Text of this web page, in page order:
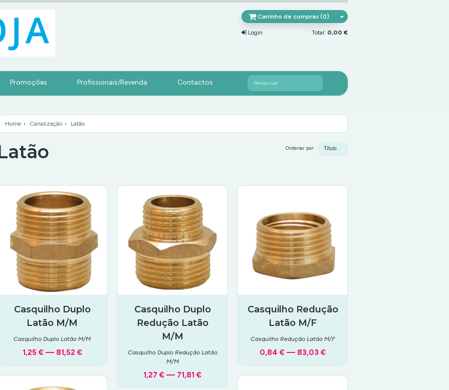
Carrinho de compras (0)
Login Total: 0,00 €
Promoções Profissionais/Revenda Contactos Pesquisar
Home › Canalização › Latão
Ordenar por Título
Casquilho Duplo
Latão M/M
Casquilho Duplo Latão M/M
1,25 € — 81,52 €
Casquilho Duplo
Redução Latão
M/M
Casquilho Duplo Redução Latão
M/M
1,27 € — 71,81 €
Casquilho Redução
Latão M/F
Casquilho Redução Latão M/F
0,84 € — 83,03 €